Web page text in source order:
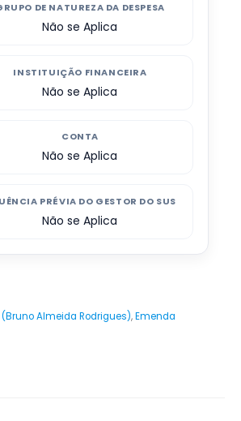
DE NATUREZA DA DESPESA
Não se Aplica
INSTITUIÇÃO FINANCEIRA
Não se Aplica
CONTA
Não se Aplica
PRÉVIA DO GESTOR DO SUS
Não se Aplica
Almeida Rodrigues),Emenda